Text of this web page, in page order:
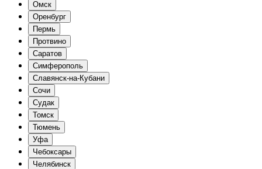
Омск
Оренбург
Пермь
Протвино
Саратов
Симферополь
Славянск-на-Кубани
Сочи
Судак
Томск
Тюмень
Уфа
Чебоксары
Челябинск